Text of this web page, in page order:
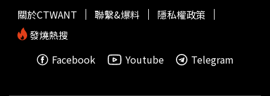
關於CTWANT 聯繫&爆料
隱私權政策
發燒熱搜
Facebook
Youtube Telegram